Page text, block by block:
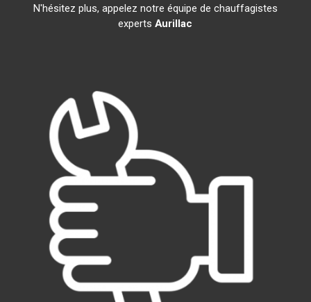
N'hésitez plus, appelez notre équipe de chauffagistes
expertsAurillac